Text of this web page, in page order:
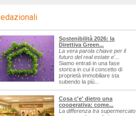
Sostenibilità 2026: la
Direttiva Green...
La vera parola chiave per il
futuro del real estate e'...
Siamo entrati in una fase
storica in cui il concetto di
proprietà immobiliare sta
subendo la più...
Cosa c'e' dietro una
cooperativa: come...
La differenza tra supermercato